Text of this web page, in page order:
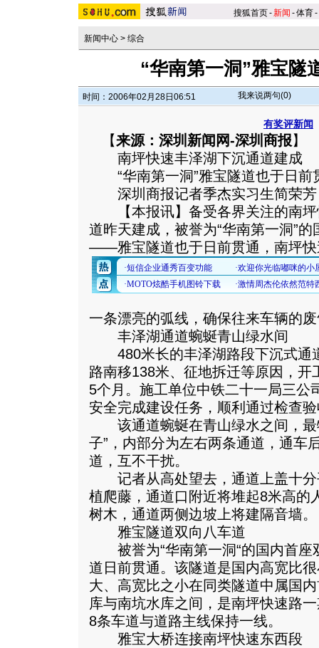
搜狐首页-新闻 -体育-
新闻中心 > 综合
“华南第一洞”雅宝隧
时间：2006年02月28日06:51 我来说两句(0)
有奖评新闻
【来源：深圳新闻网-深圳商报】
南坪快速丰泽湖下沉通道建成
“华南第一洞”雅宝隧道也于日前
深圳商报记者季杰实习生简荣芳
【本报讯】备受各界关注的南坪
道昨天建成，被誉为“华南第一洞”
——雅宝隧道也于日前贯通，南坪快
一条漂亮的弧线，确保往来车辆的
丰泽湖通道蜿蜒青山绿水间
480米长的丰泽湖路段下沉式通
路南移138米、征地拆迁等原因，开
5个月。施工单位中铁二十一局三公
安全完成建设任务，顺利通过检查
该通道蜿蜒在青山绿水之间，最
子”，内部分为左右两条通道，通车
道，互不干扰。
记者从高处望去，通道上盖十分
植爬藤，通道口附近将堆起8米高的
树木，通道两侧边坡上将建隔音墙。
雅宝隧道双向八车道
被誉为“华南第一洞“的国内首
道日前贯通。该隧道是国内高宽比
大、高宽比之小在同类隧道中属国
库与南坑水库之间，是南坪快速路
8条车道与道路主线保持一线。
雅宝大桥连接南坪快速东西段